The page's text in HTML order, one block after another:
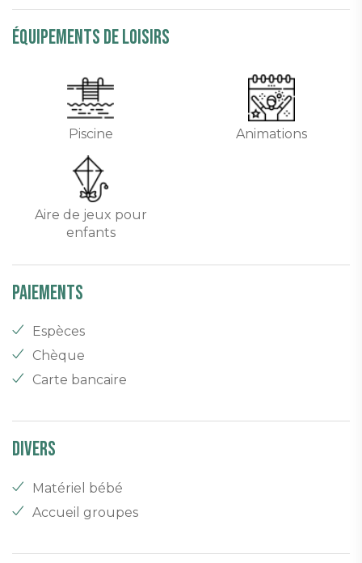
équipements de loisirs
Piscine Animations
Aire de jeux pour
enfants
Paiements
Espèces
Chèque
Carte bancaire
Divers
Matériel bébé
Accueil groupes